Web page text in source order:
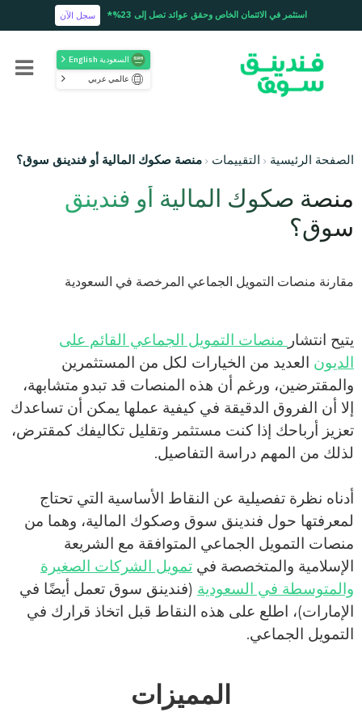
استثمر في الائتمان الخاص وحقق عوائد تصل إلى 23%* سجل الآن
السعودية English
عالمي عربي
الصفحة الرئيسية التقييمات منصة صكوك المالية أو فندينق سوق؟
منصة صكوك المالية أو فندينق
سوق؟
مقارنة منصات التمويل الجماعي المرخصة في السعودية
يتيح انتشار منصات التمويل الجماعي القائم على
الديون العديد من الخيارات لكل من المستثمرين
والمقترضين، ورغم أن هذه المنصات قد تبدو متشابهة،
إلا أن الفروق الدقيقة في كيفية عملها يمكن أن تساعدك
تعزيز أرباحك إذا كنت مستثمر وتقليل تكاليفك كمقترض،
لذلك من المهم دراسة التفاصيل.
أدناه نظرة تفصيلية عن النقاط الأساسية التي تحتاج
لمعرفتها حول فندينق سوق وصكوك المالية، وهما من
منصات التمويل الجماعي المتوافقة مع الشريعة
الإسلامية والمتخصصة في تمويل الشركات الصغيرة
والمتوسطة في السعودية (فندينق سوق تعمل أيضًا في
الإمارات)، اطلع على هذه النقاط قبل اتخاذ قرارك في
التمويل الجماعي.
المميزات